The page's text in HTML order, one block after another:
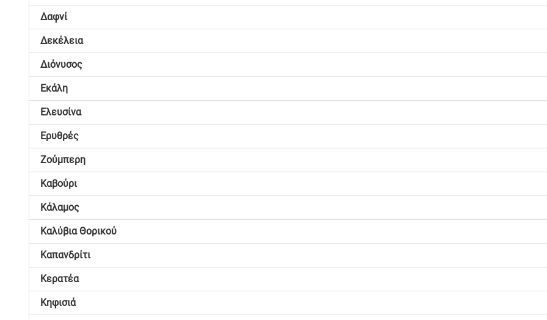
Δαφνί
Δεκέλεια
Διόνυσος
Εκάλη
Ελευσίνα
Ερυθρές
Ζούμπερη
Καβούρι
Κάλαμος
Καλύβια Θορικού
Καπανδρίτι
Κερατέα
Κηφισιά